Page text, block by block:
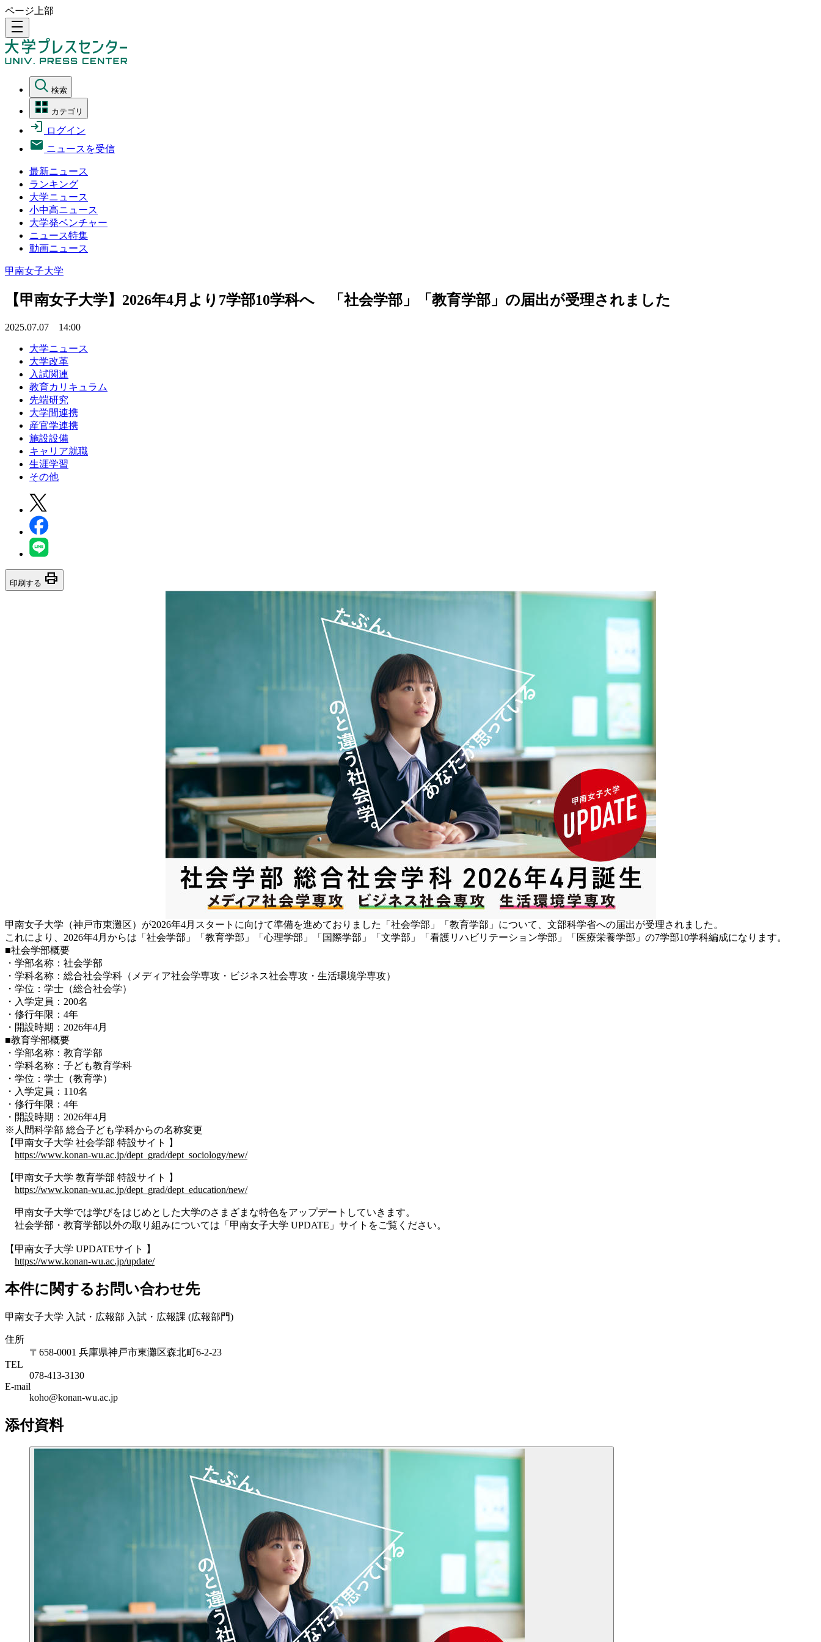
ページ上部
density_medium
検索
カテゴリ
ログイン
ニュースを受信
最新ニュース
ランキング
大学ニュース
小中高ニュース
大学発ベンチャー
ニュース特集
動画ニュース
甲南女子大学
【甲南女子大学】2026年4月より7学部10学科へ 「社会学部」「教育学部」の届出が受理されました
2025.07.07 14:00
大学ニュース
大学改革
入試関連
教育カリキュラム
先端研究
大学間連携
産官学連携
施設設備
キャリア就職
生涯学習
その他
印刷する print
甲南女子大学（神戸市東灘区）が2026年4月スタートに向けて準備を進めておりました「社会学部」「教育学部」について、文部科学省への届出が受理されました。
これにより、2026年4月からは「社会学部」「教育学部」「心理学部」「国際学部」「文学部」「看護リハビリテーション学部」「医療栄養学部」の7学部10学科編成になります。
■社会学部概要
・学部名称：社会学部
・学科名称：総合社会学科（メディア社会学専攻・ビジネス社会専攻・生活環境学専攻）
・学位：学士（総合社会学）
・入学定員：200名
・修行年限：4年
・開設時期：2026年4月
■教育学部概要
・学部名称：教育学部
・学科名称：子ども教育学科
・学位：学士（教育学）
・入学定員：110名
・修行年限：4年
・開設時期：2026年4月
※人間科学部 総合子ども学科からの名称変更
【甲南女子大学 社会学部 特設サイト 】
https://www.konan-wu.ac.jp/dept_grad/dept_sociology/new/
【甲南女子大学 教育学部 特設サイト 】
https://www.konan-wu.ac.jp/dept_grad/dept_education/new/
甲南女子大学では学びをはじめとした大学のさまざまな特色をアップデートしていきます。
社会学部・教育学部以外の取り組みについては「甲南女子大学 UPDATE」サイトをご覧ください。
【甲南女子大学 UPDATEサイト 】
https://www.konan-wu.ac.jp/update/
本件に関するお問い合わせ先
甲南女子大学 入試・広報部 入試・広報課 (広報部門)
住所
〒658-0001 兵庫県神戸市東灘区森北町6-2-23
TEL
078-413-3130
E-mail
koho@konan-wu.ac.jp
添付資料